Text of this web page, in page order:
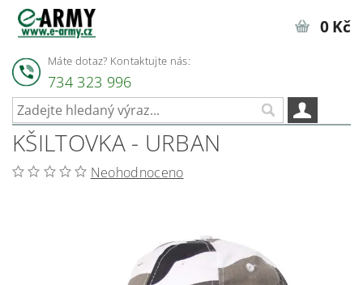
Máte dotaz? Kontaktujte nás:
734 323 996
0 Kč
KŠILTOVKA - URBAN
Neohodnoceno